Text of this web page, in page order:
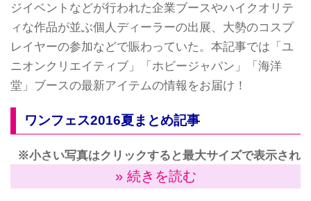
ジイベントなどが行われた企業ブースやハイクオリテ
ィな作品が並ぶ個人ディーラーの出展、大勢のコスプ
レイヤーの参加などで賑わっていた。本記事では「ユ
ニオンクリエイティブ」「ホビージャパン」「海洋
堂」ブースの最新アイテムの情報をお届け！
ワンフェス2016夏まとめ記事
※小さい写真はクリックすると最大サイズで表示され
» 続きを読む